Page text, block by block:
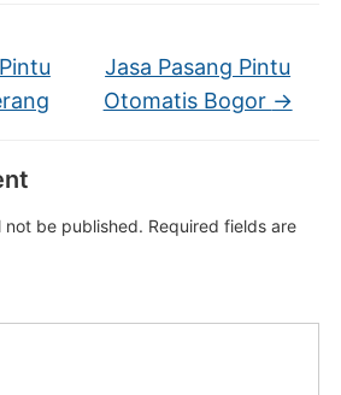
Jasa Pasang Pintu
Otomatis Bogor →
not be published. Required fields are